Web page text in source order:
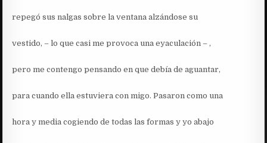
repegó sus nalgas sobre la ventana alzándose su
vestido, – lo que casi me provoca una eyaculación – ,
pero me contengo pensando en que debía de aguantar,
para cuando ella estuviera con migo. Pasaron como una
hora y media cogiendo de todas las formas y yo abajo